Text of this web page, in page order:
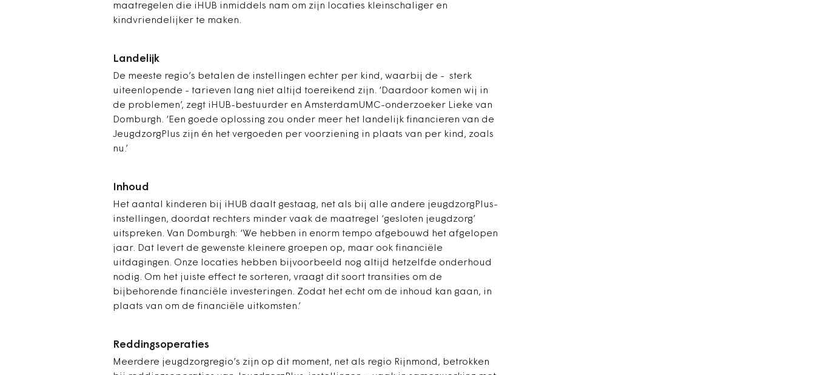
maatregelen die iHUB inmiddels nam om zijn locaties kleinschaliger en
kindvriendelijker te maken.
Landelijk
De meeste regio’s betalen de instellingen echter per kind, waarbij de - sterk
uiteen­lopende - tarieven lang niet altijd toereikend zijn. ‘Daardoor komen wij in
de problemen’, zegt iHUB-bestuurder en AmsterdamUMC-onderzoeker Lieke van
Domburgh. ‘Een goede oplossing zou onder meer het landelijk financieren van de
JeugdzorgPlus zijn én het vergoeden per voorziening in plaats van per kind, zoals
nu.’
Inhoud
Het aantal kinderen bij iHUB daalt gestaag, net als bij alle andere jeugdzorgPlus-
instellingen, doordat rechters minder vaak de maatregel ‘gesloten jeugdzorg’
uitspreken. Van Domburgh: ‘We hebben in enorm tempo ­afgebouwd het afgelopen
jaar. Dat levert de gewenste kleinere groepen op, maar ook financiële
uitdagingen. Onze locaties hebben bijvoorbeeld nog altijd hetzelfde onderhoud
nodig. Om het juiste effect te sorteren, vraagt dit soort transities om de
bijbehorende ­financiële investeringen. Zodat het echt om de inhoud kan gaan, in
plaats van om de ­financiële uitkomsten.’
Reddingsoperaties
Meerdere jeugdzorgregio’s zijn op dit moment, net als regio Rijnmond, betrokken